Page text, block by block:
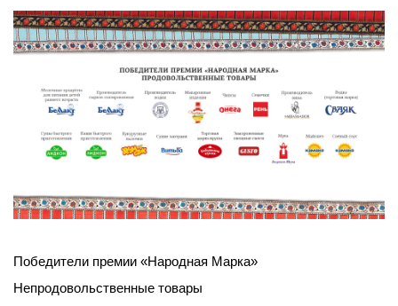
Победители премии «Народная Марка»
Непродовольственные товары